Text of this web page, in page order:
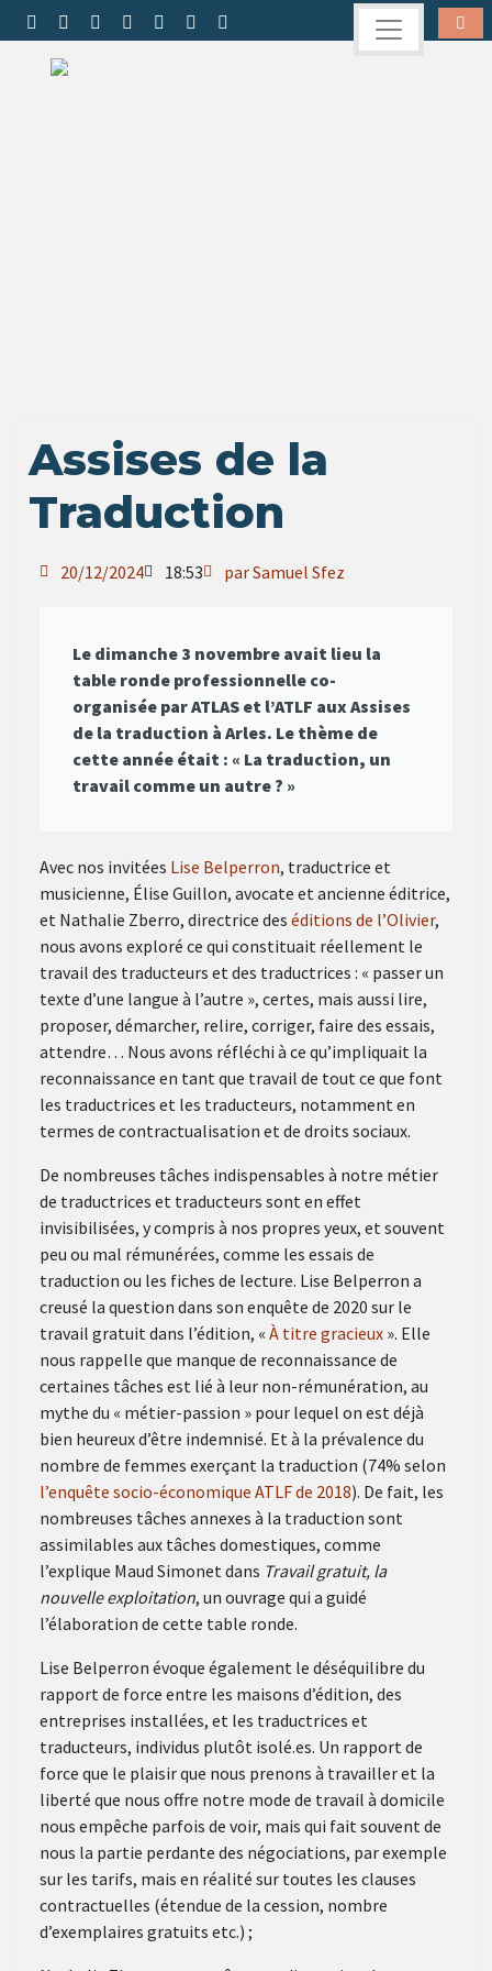
Assises de la
Traduction
20/12/2024 18:53 par Samuel Sfez
Le dimanche 3 novembre avait lieu la
table ronde professionnelle co-
organisée par ATLAS et l’ATLF aux Assises
de la traduction à Arles. Le thème de
cette année était : « La traduction, un
travail comme un autre ? »
Avec nos invitées Lise Belperron, traductrice et
musicienne, Élise Guillon, avocate et ancienne éditrice,
et Nathalie Zberro, directrice des éditions de l’Olivier,
nous avons exploré ce qui constituait réellement le
travail des traducteurs et des traductrices : « passer un
texte d’une langue à l’autre », certes, mais aussi lire,
proposer, démarcher, relire, corriger, faire des essais,
attendre… Nous avons réfléchi à ce qu’impliquait la
reconnaissance en tant que travail de tout ce que font
les traductrices et les traducteurs, notamment en
termes de contractualisation et de droits sociaux.
De nombreuses tâches indispensables à notre métier
de traductrices et traducteurs sont en effet
invisibilisées, y compris à nos propres yeux, et souvent
peu ou mal rémunérées, comme les essais de
traduction ou les fiches de lecture. Lise Belperron a
creusé la question dans son enquête de 2020 sur le
travail gratuit dans l’édition, « À titre gracieux ». Elle
nous rappelle que manque de reconnaissance de
certaines tâches est lié à leur non-rémunération, au
mythe du « métier-passion » pour lequel on est déjà
bien heureux d’être indemnisé. Et à la prévalence du
nombre de femmes exerçant la traduction (74% selon
l’enquête socio-économique ATLF de 2018). De fait, les
nombreuses tâches annexes à la traduction sont
assimilables aux tâches domestiques, comme
l’explique Maud Simonet dans Travail gratuit, la
nouvelle exploitation, un ouvrage qui a guidé
l’élaboration de cette table ronde.
Lise Belperron évoque également le déséquilibre du
rapport de force entre les maisons d’édition, des
entreprises installées, et les traductrices et
traducteurs, individus plutôt isolé.es. Un rapport de
force que le plaisir que nous prenons à travailler et la
liberté que nous offre notre mode de travail à domicile
nous empêche parfois de voir, mais qui fait souvent de
nous la partie perdante des négociations, par exemple
sur les tarifs, mais en réalité sur toutes les clauses
contractuelles (étendue de la cession, nombre
d’exemplaires gratuits etc.) ;